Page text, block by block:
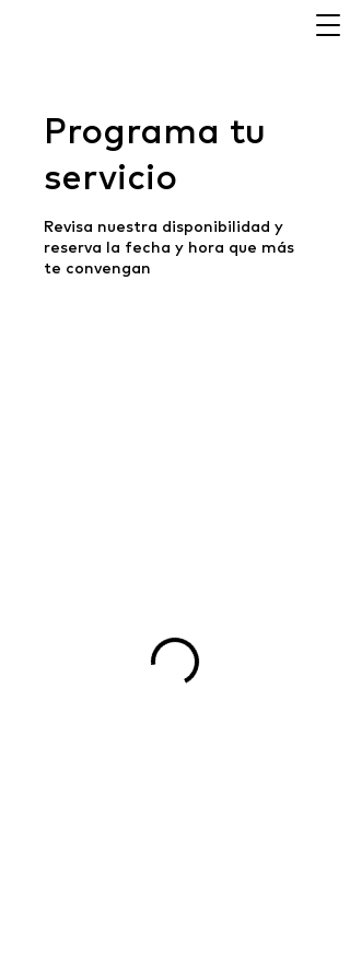
Programa tu
servicio
Revisa nuestra disponibilidad y
reserva la fecha y hora que más
te convengan